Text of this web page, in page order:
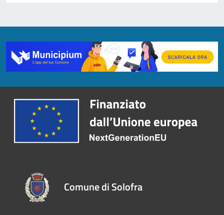
Comune di Solofra